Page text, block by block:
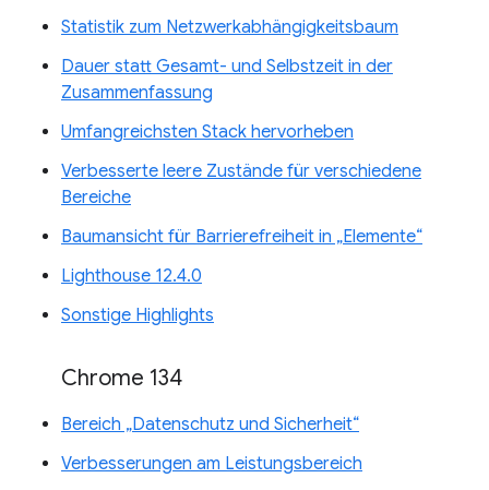
Statistik zum Netzwerkabhängigkeitsbaum
Dauer statt Gesamt- und Selbstzeit in der
Zusammenfassung
Umfangreichsten Stack hervorheben
Verbesserte leere Zustände für verschiedene
Bereiche
Baumansicht für Barrierefreiheit in „Elemente“
Lighthouse 12.4.0
Sonstige Highlights
Chrome 134
Bereich „Datenschutz und Sicherheit“
Verbesserungen am Leistungsbereich